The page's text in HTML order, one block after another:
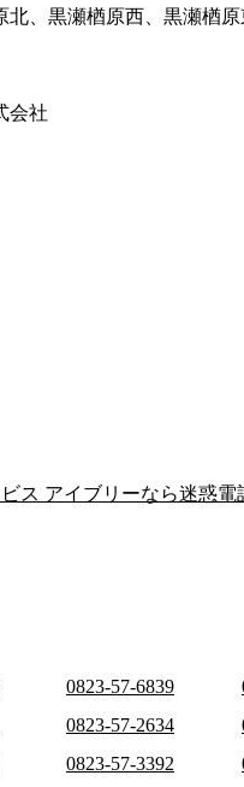
北、黒瀬楢原西、黒瀬楢
会社
ス アイブリーなら迷惑電
0823-57-6839
0823-57-2634
0823-57-3392